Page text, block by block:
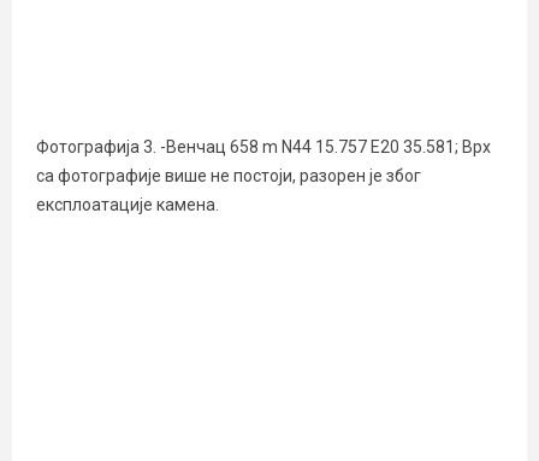
Фотографија 3. -Венчац 658 m N44 15.757 E20 35.581; Врх
са фотографије више не постоји, разорен је због
експлоатације камена.